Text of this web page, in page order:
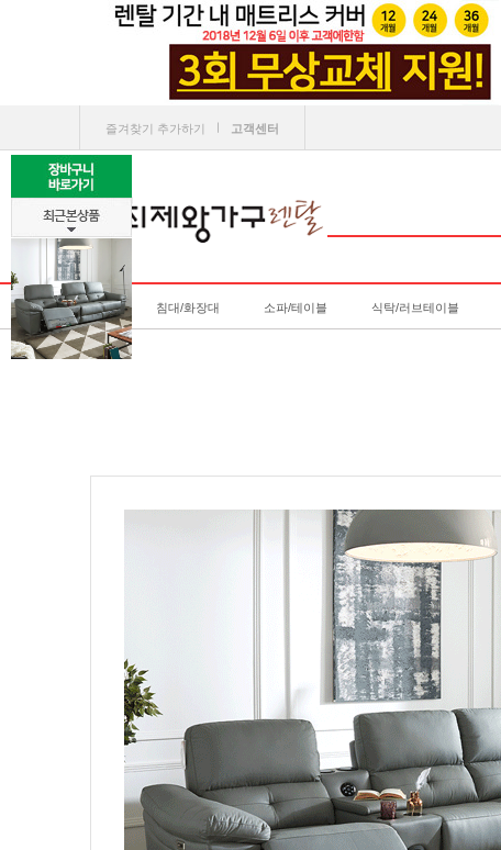
즐겨찾기 추가하기 ㅣ 고객센터
침대/화장대 소파/테이블 식탁/러브테이블